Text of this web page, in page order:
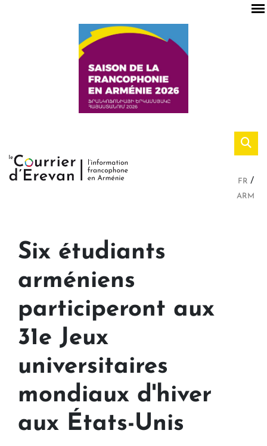
FR
ARM
Six étudiants
arméniens
participeront aux
31e Jeux
universitaires
mondiaux d'hiver
aux États-Unis